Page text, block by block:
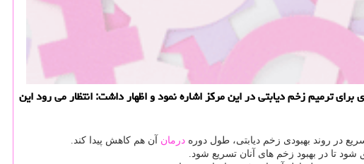
ترمیم زخم دیابتی در این مركز اشاره نمود و اظهار داشت: انتظار می رود این
در روند بهبودی زخم دیابتی، طول دوره درمان آن هم كاهش پیدا كند.
تا در بهبود زخم های آنان تسریع شود.